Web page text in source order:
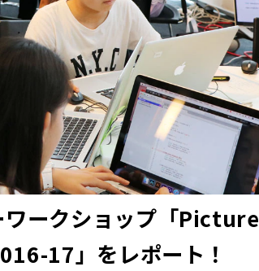
ワークショップ「Picture
17」をレポート！